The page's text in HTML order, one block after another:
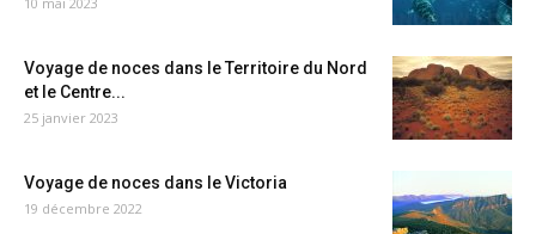
Voyage de noces dans le Territoire du Nord
et le Centre...
25 janvier 2023
Voyage de noces dans le Victoria
19 décembre 2022